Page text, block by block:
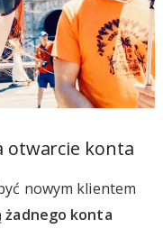
otwarcie konta
nowym klientem
żadnego konta